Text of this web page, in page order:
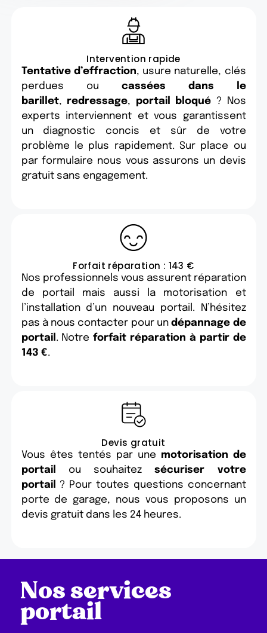
Intervention rapide
Tentative d’effraction, usure naturelle, clés
perdues ou cassées dans le
barillet, redressage, portail bloqué ? Nos
experts interviennent et vous garantissent
un diagnostic concis et sûr de votre
problème le plus rapidement. Sur place ou
par formulaire nous vous assurons un devis
gratuit sans engagement.
Forfait réparation : 143 €
Nos professionnels vous assurent réparation
de portail mais aussi la motorisation et
l’installation d’un nouveau portail. N’hésitez
pas à nous contacter pour undépannage de
portail . Notreforfait réparation à partir de
143 €.
Devis gratuit
Vous êtes tentés par une motorisation de
portail
ou souhaitezsécuriser votre
portail
? Pour toutes questions concernant
porte de garage, nous vous proposons un
devis gratuit dans les 24 heures.
Nos services
portail